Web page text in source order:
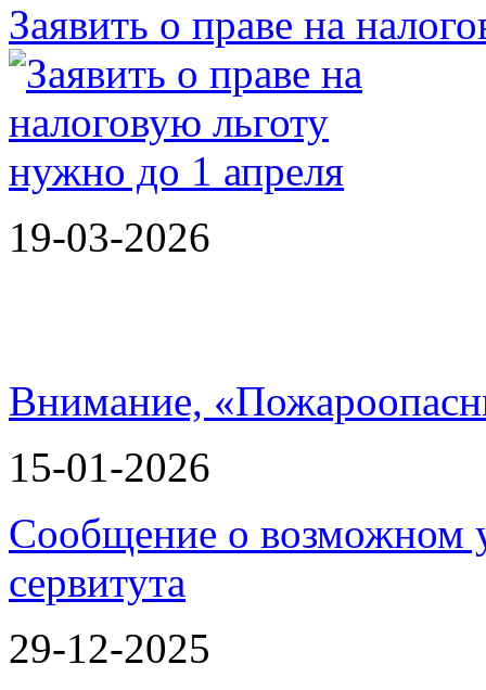
Заявить о праве на
19-03-2026
Внимание,
15-01-2026
Сообщение о возможном
сервитута
29-12-2025